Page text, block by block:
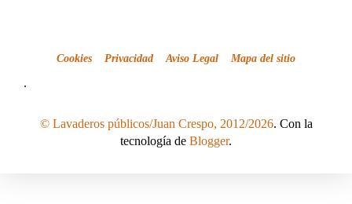
Cookies Privacidad Aviso Legal Mapa del sitio
.
© Lavaderos públicos/Juan Crespo, 2012/2026. Con la
tecnología de Blogger.